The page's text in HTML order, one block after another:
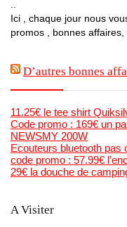
Ici , chaque jour nous
promos , bonnes affaires,
D’autres bonnes
11.25€ le tee shirt
Code promo : 169€ un
NEWSMY 200W
Ecouteurs bluetooth pas
code promo : 57.99€
29€ la douche de
A Visiter